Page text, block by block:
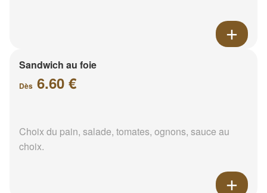
Sandwich au foie
Dès 6.60 €
Choix du pain, salade, tomates, ognons, sauce au
choix.